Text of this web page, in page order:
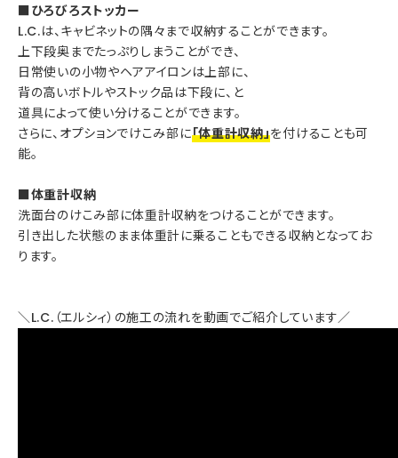
■ひろびろストッカー
L.C.は、キャビネットの隅々まで収納することができます。
上下段奥までたっぷりしまうことができ、
日常使いの小物やヘアアイロンは上部に、
背の高いボトルやストック品は下段に、と
道具によって使い分けることができます。
さらに、オプションでけこみ部に「体重計収納」を付けることも可
能。
■体重計収納
洗面台のけこみ部に体重計収納をつけることができます。
引き出した状態のまま体重計に乗ることもできる収納となってお
ります。
＼L.C.（エルシィ）の施工の流れを動画でご紹介しています／